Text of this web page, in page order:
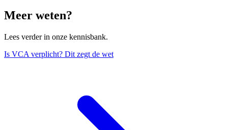
Meer weten?
Lees verder in onze kennisbank.
Is VCA verplicht? Dit zegt de wet